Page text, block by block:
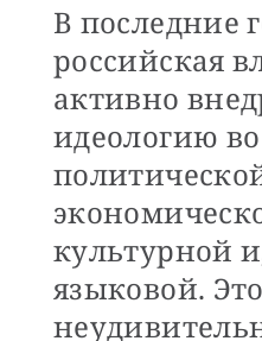
В последние
российская
активно
идеологию
культурной
языковой. Это